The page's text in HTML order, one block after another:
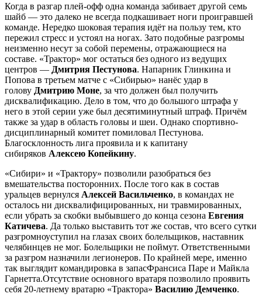
Когда в разгар плей-офф одна команда забивает другой семь
шайб — это далеко не всегда подкашивает ноги проигравшей
команде. Нередко шоковая терапия идёт на пользу тем, кто
пережил стресс и устоял на ногах. Зато подобные разгромы
неизменно несут за собой перемены, отражающиеся на
составе. «Трактор» мог остаться без одного из ведущих
центров — Дмитрия Пестунова. Напарник Глинкина и
Попова в третьем матче с «Сибирью» нанёс удар в
голову Дмитрию Моне, за что должен был получить
дисквалификацию. Дело в том, что до большого штрафа у
него в этой серии уже был десятиминутный штраф. Причём
также за удар в область головы и шеи. Однако спортивно-
дисциплинарный комитет помиловал Пестунова.
Благосклонность лига проявила и к капитану
сибиряков Алексею Копейкину.
«Сибири» и «Трактору» позволили разобраться без
вмешательства посторонних. После того как в состав
уральцев вернулся Алексей Васильченко, в командах не
осталось ни дисквалифицированных, ни травмированных,
если убрать за скобки выбывшего до конца сезона Евгения
Катичева. Да только выставить тот же состав, что всего сутки
разгромноуступил на глазах своих болельщиков, наставник
челябинцев не мог. Болельщики не поймут. Ответственными
за разгром назначили легионеров. По крайней мере, именно
так выглядит командировка в запасФрансиса Паре и Майкла
Гарнетта.Отсутствие основного вратаря позволило проявить
себя 20-летнему вратарю «Трактора» Василию Демченко.